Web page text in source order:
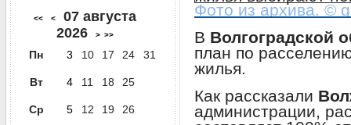
Фото из архива. ©
В Волгоградской
план по
жилья.
Как рассказали
администрации,
<< <
07 августа
2026
> >>
Пн 3 10 17 24 31
Вт 4 11 18 25
Ср 5 12 19 26